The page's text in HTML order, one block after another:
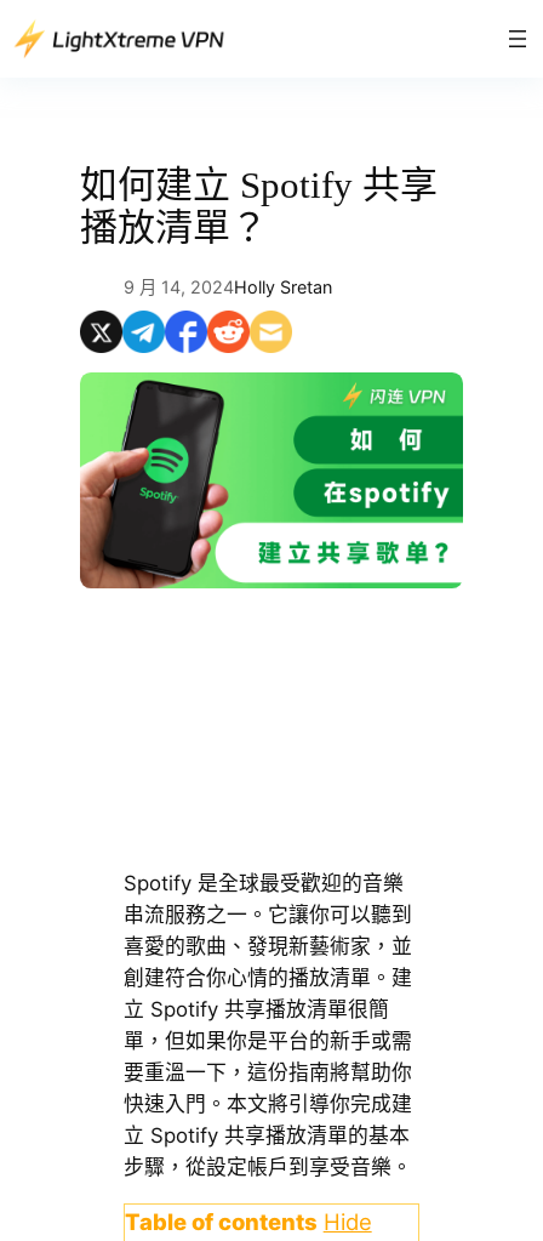
至
如何建立 Spotify 共享
播放清單？
9 月 14, 2024Holly Sretan
Spotify 是全球最受歡迎的音樂
串流服務之一。它讓你可以聽到
喜愛的歌曲、發現新藝術家，並
創建符合你心情的播放清單。建
立 Spotify 共享播放清單很簡
單，但如果你是平台的新手或需
要重溫一下，這份指南將幫助你
快速入門。本文將引導你完成建
立 Spotify 共享播放清單的基本
步驟，從設定帳戶到享受音樂。
Table of contents Hide